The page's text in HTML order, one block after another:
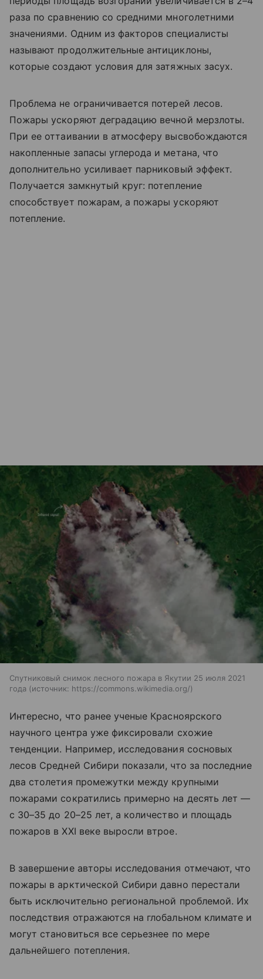
раза по сравнению со средними многолетними
значениями. Одним из факторов специалисты
называют продолжительные антициклоны,
которые создают условия для затяжных засух.
Проблема не ограничивается потерей лесов.
Пожары ускоряют деградацию вечной мерзлоты.
При ее оттаивании в атмосферу высвобождаются
накопленные запасы углерода и метана, что
дополнительно усиливает парниковый эффект.
Получается замкнутый круг: потепление
способствует пожарам, а пожары ускоряют
потепление.
Спутниковый снимок лесного пожара в Якутии 25 июля 2021
года
источник: https://commons.wikimedia.org/
Интересно, что ранее ученые Красноярского
научного центра уже фиксировали схожие
тенденции. Например, исследования сосновых
лесов Средней Сибири показали, что за последние
два столетия промежутки между крупными
пожарами сократились примерно на десять лет —
с 30–35 до 20–25 лет, а количество и площадь
пожаров в XXI веке выросли втрое.
В завершение авторы исследования отмечают, что
пожары в арктической Сибири давно перестали
быть исключительно региональной проблемой. Их
последствия отражаются на глобальном климате и
могут становиться все серьезнее по мере
дальнейшего потепления.